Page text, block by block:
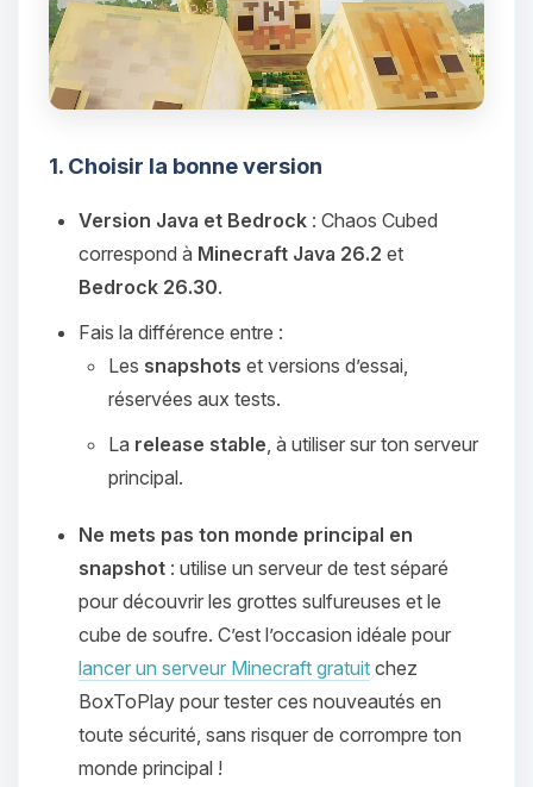
1. Choisir la bonne version
Version Java et Bedrock : Chaos Cubed
correspond à Minecraft Java 26.2 et
Bedrock 26.30.
Fais la différence entre :
Les snapshots et versions d’essai,
réservées aux tests.
La release stable , à utiliser sur ton serveur
principal.
Ne mets pas ton monde principal en
snapshot : utilise un serveur de test séparé
pour découvrir les grottes sulfureuses et le
cube de soufre. C’est l’occasion idéale pour
lancer un serveur Minecraft gratuit chez
BoxToPlay pour tester ces nouveautés en
toute sécurité, sans risquer de corrompre ton
monde principal !